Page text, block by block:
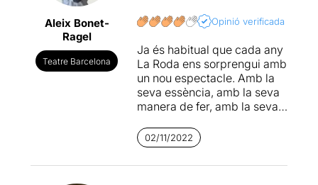
Aleix Bonet-
Ragel
Teatre Barcelona
Opinió verificada
Ja és habitual que cada any
La Roda ens sorprengui amb
un nou espectacle. Amb la
seva essència, amb la seva
manera de fer, amb la seva
anys que no ens delectava
amb una collita pròpia. I
quina millor manera de fer-
02/11/2022